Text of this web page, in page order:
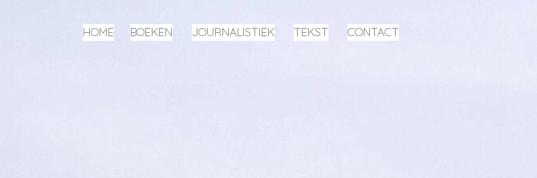
HOME BOEKEN JOURNALISTIEK TEKST CONTACT